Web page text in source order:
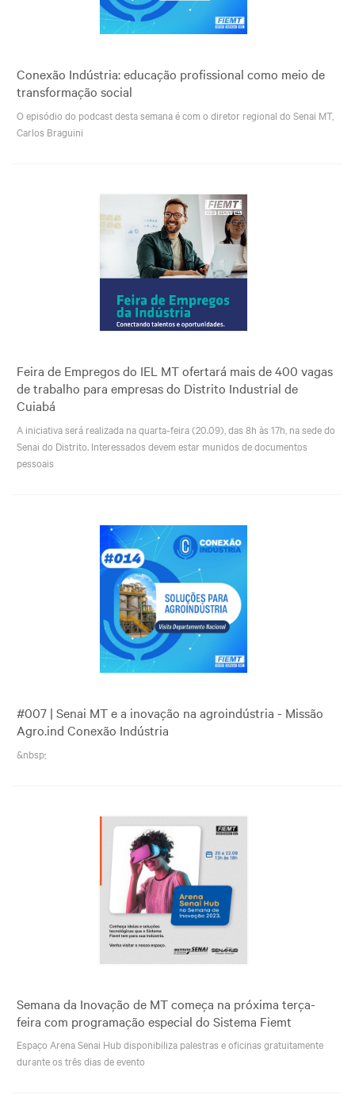
Conexão Indústria: educação profissional como meio de
transformação social
O episódio do podcast desta semana é com o diretor regional do Senai MT,
Carlos Braguini
Feira de Empregos do IEL MT ofertará mais de 400 vagas
de trabalho para empresas do Distrito Industrial de
Cuiabá
A iniciativa será realizada na quarta-feira (20.09), das 8h às 17h, na sede do
Senai do Distrito. Interessados devem estar munidos de documentos
pessoais
#007 | Senai MT e a inovação na agroindústria - Missão
Agro.ind Conexão Indústria
&nbsp;
Semana da Inovação de MT começa na próxima terça-
feira com programação especial do Sistema Fiemt
Espaço Arena Senai Hub disponibiliza palestras e oficinas gratuitamente
durante os três dias de evento